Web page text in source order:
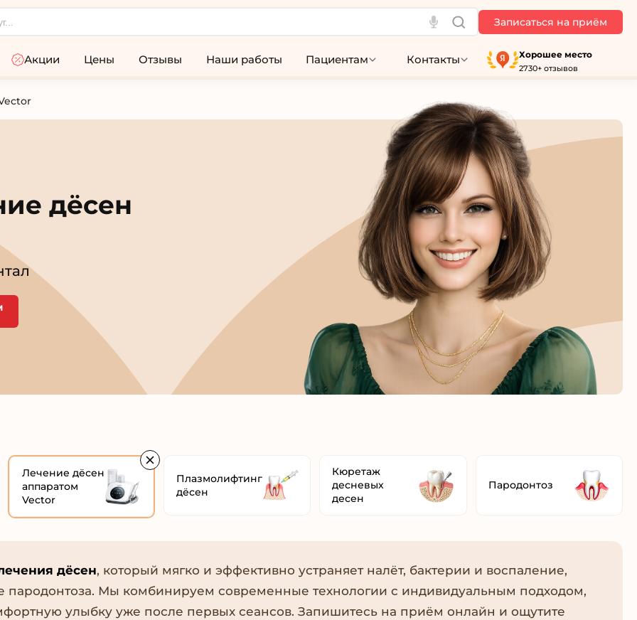
Записаться на приём
Акции Цены Отзывы Наши работы Пациентам Контакты Хорошее место
2730+ отзывов
дёсен
Лечение дёсен
аппаратом
Vector
Плазмолифтинг
дёсен
Кюретаж
десневых
десен
Пародонтоз
дёсен, который мягко и эффективно устраняет налёт, бактерии и воспаление,
пародонтоза. Мы комбинируем современные технологии с индивидуальным подходом,
улыбку уже после первых сеансов. Запишитесь на приём онлайн и ощутите